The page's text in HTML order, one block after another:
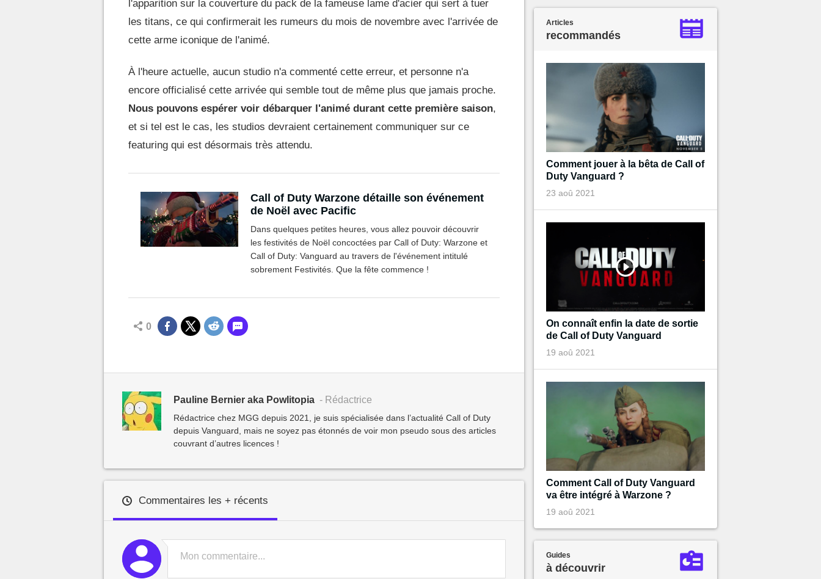
l'apparition sur la couverture du pack de la fameuse lame d'acier qui sert à tuer
les titans, ce qui confirmerait les rumeurs du mois de novembre avec l'arrivée de
cette arme iconique de l'animé.
À l'heure actuelle, aucun studio n'a commenté cette erreur, et personne n'a
encore officialisé cette arrivée qui semble tout de même plus que jamais proche.
Nous pouvons espérer voir débarquer l'animé durant cette première saison,
et si tel est le cas, les studios devraient certainement communiquer sur ce
featuring qui est désormais très attendu.
Call of Duty Warzone détaille son événement
de Noël avec Pacific
Dans quelques petites heures, vous allez pouvoir découvrir
les festivités de Noël concoctées par Call of Duty: Warzone et
Call of Duty: Vanguard au travers de l'événement intitulé
sobrement Festivités. Que la fête commence !
0
Pauline Bernier aka Powlitopia - Rédactrice
Rédactrice chez MGG depuis 2021, je suis spécialisée dans l’actualité Call of Duty
depuis Vanguard, mais ne soyez pas étonnés de voir mon pseudo sous des articles
couvrant d’autres licences !
Commentaires les + récents
Articles
recommandés
Comment jouer à la bêta de Call of
Duty Vanguard ?
23 aoû 2021
On connaît enfin la date de sortie
de Call of Duty Vanguard
19 aoû 2021
Comment Call of Duty Vanguard
va être intégré à Warzone ?
19 aoû 2021
Guides
à découvrir